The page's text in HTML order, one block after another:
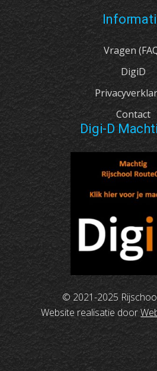
Vragen
DigiD
Contact
Digi-D
© 2021-2025
Website realisatie door